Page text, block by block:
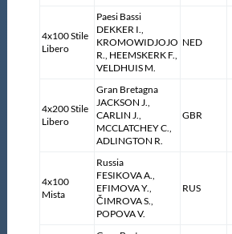
Privacy
Cookie Policy
Archivio News
Flash News
4x100 Stile
Libero
Paesi Bassi
DEKKER I.,
KROMOWIDJOJO
R., HEEMSKERK F.,
VELDHUIS M.
NED
4x200 Stile
Libero
Gran Bretagna
JACKSON J.,
CARLIN J.,
MCCLATCHEY C.,
ADLINGTON R.
GBR
4x100
Mista
Russia
FESIKOVA A.,
EFIMOVA Y.,
ČIMROVA S.,
POPOVA V.
RUS